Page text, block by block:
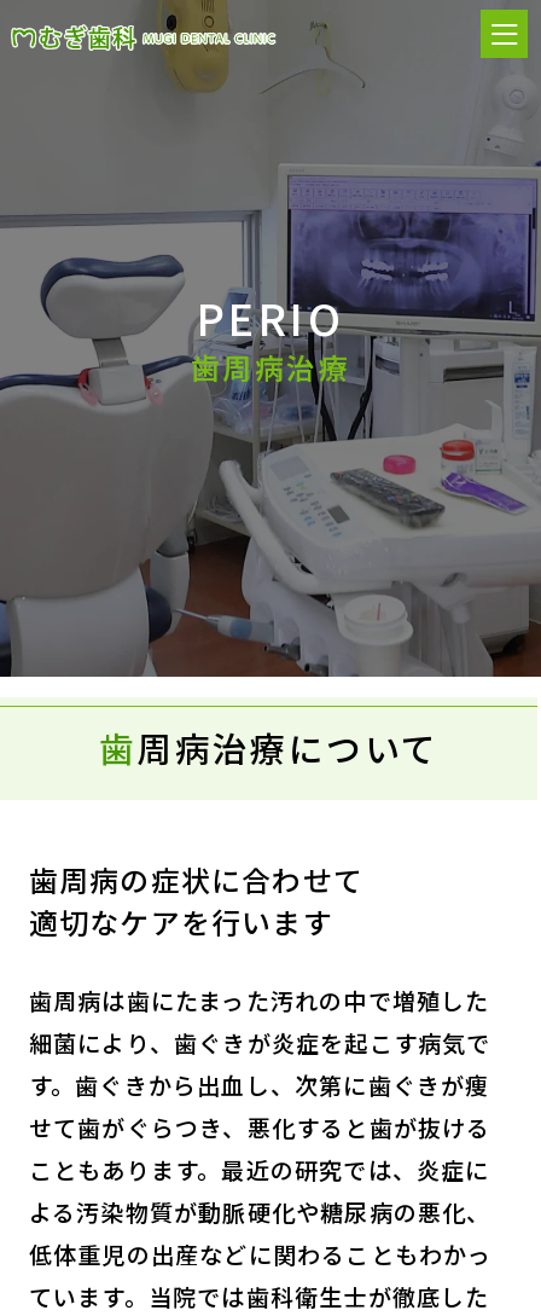
PERIO
歯周病治療
歯周病治療について
歯周病の症状に合わせて
適切なケアを行います
歯周病は歯にたまった汚れの中で増殖した
細菌により、歯ぐきが炎症を起こす病気で
す。歯ぐきから出血し、次第に歯ぐきが痩
せて歯がぐらつき、悪化すると歯が抜ける
こともあります。最近の研究では、炎症に
よる汚染物質が動脈硬化や糖尿病の悪化、
低体重児の出産などに関わることもわかっ
ています。当院では歯科衛生士が徹底した